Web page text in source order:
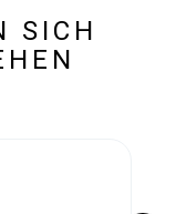
SICH